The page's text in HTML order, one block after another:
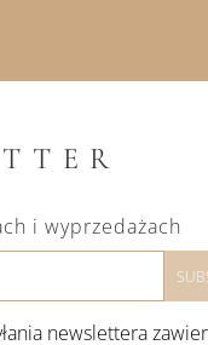
i wyprzedażach
newslettera